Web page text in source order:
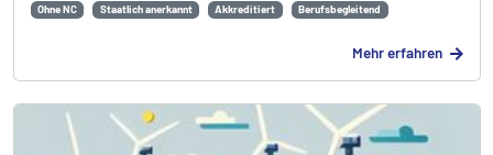
Ohne NC Staatlich anerkannt Akkreditiert Berufsbegleitend
Mehr erfahren